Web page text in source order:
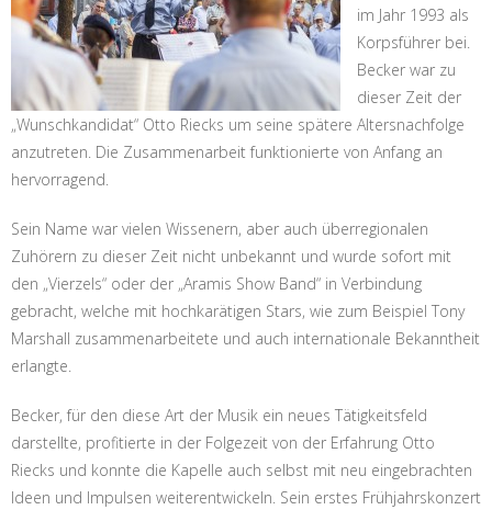
im Jahr 1993 als
Korpsführer bei.
Becker war zu
dieser Zeit der
„Wunschkandidat“ Otto Riecks um seine spätere Altersnachfolge
anzutreten. Die Zusammenarbeit funktionierte von Anfang an
hervorragend.
Sein Name war vielen Wissenern, aber auch überregionalen
Zuhörern zu dieser Zeit nicht unbekannt und wurde sofort mit
den „Vierzels“ oder der „Aramis Show Band“ in Verbindung
gebracht, welche mit hochkarätigen Stars, wie zum Beispiel Tony
Marshall zusammenarbeitete und auch internationale Bekanntheit
erlangte.
Becker, für den diese Art der Musik ein neues Tätigkeitsfeld
darstellte, profitierte in der Folgezeit von der Erfahrung Otto
Riecks und konnte die Kapelle auch selbst mit neu eingebrachten
Ideen und Impulsen weiterentwickeln. Sein erstes Frühjahrskonzert